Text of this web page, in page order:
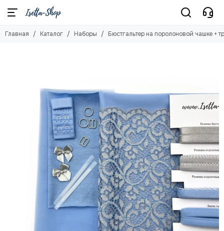
Наборы
Бюстгальтер + трусы (сетка с кружевом)
Бюстгальтер + трусы из эластичной сетки
Бюстгальтер + трусы из кружева
Наборы фурнитуры
Наборы материалов
Главная Каталог Наборы Бюстгальтер на поролоновой чашке +